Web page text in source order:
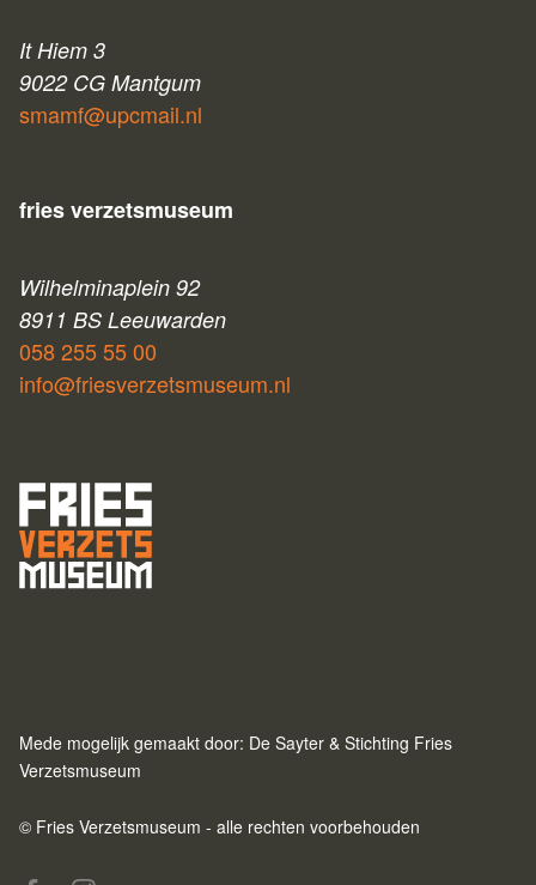
It Hiem 3
9022 CG Mantgum
smamf@upcmail.nl
fries verzetsmuseum
Wilhelminaplein 92
8911 BS Leeuwarden
058 255 55 00
info@friesverzetsmuseum.nl
Mede mogelijk gemaakt door: De Sayter & Stichting Fries
Verzetsmuseum
© Fries Verzetsmuseum - alle rechten voorbehouden